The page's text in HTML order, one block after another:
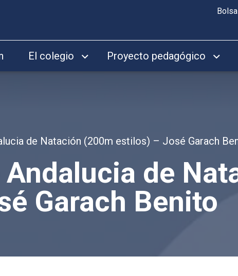
El colegio Proyecto pedagógico
de Natación (200m estilos) – José Garach
Andalucia de
Garach Benito